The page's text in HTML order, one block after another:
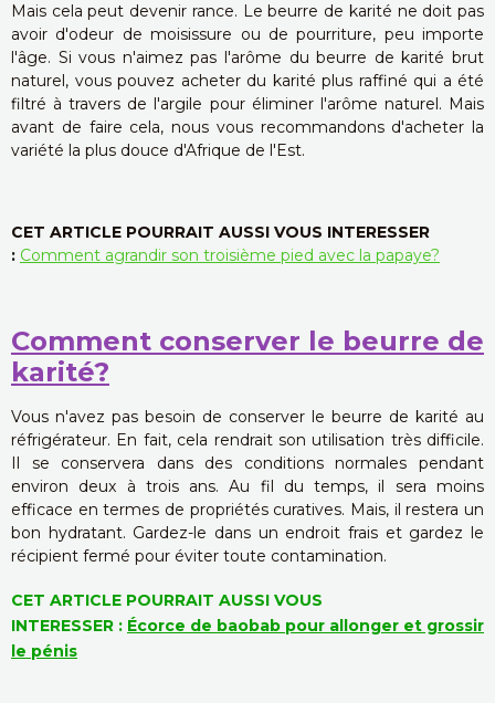
Mais cela peut devenir rance. Le beurre de karité ne doit pas
avoir d'odeur de moisissure ou de pourriture, peu importe
l'âge. Si vous n'aimez pas l'arôme du beurre de karité brut
naturel, vous pouvez acheter du karité plus raffiné qui a été
filtré à travers de l'argile pour éliminer l'arôme naturel. Mais
avant de faire cela, nous vous recommandons d'acheter la
variété la plus douce d'Afrique de l'Est.
CET ARTICLE POURRAIT AUSSI VOUS INTERESSER
: Comment agrandir son troisième pied avec la papaye?
Comment conserver le beurre de
karité?
Vous n'avez pas besoin de conserver le beurre de karité au
réfrigérateur. En fait, cela rendrait son utilisation très difficile.
Il se conservera dans des conditions normales pendant
environ deux à trois ans. Au fil du temps, il sera moins
efficace en termes de propriétés curatives. Mais, il restera un
bon hydratant. Gardez-le dans un endroit frais et gardez le
récipient fermé pour éviter toute contamination.
CET ARTICLE POURRAIT AUSSI VOUS
INTERESSER : Écorce de baobab pour allonger et grossir
le pénis